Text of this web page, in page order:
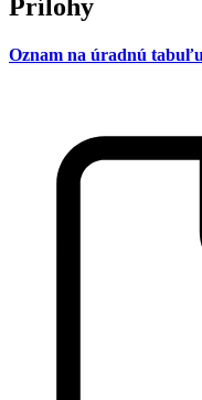
Prílohy
Oznam na úradnú